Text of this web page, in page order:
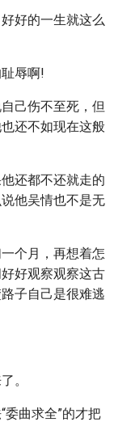
好的一生就这么
辱啊!
己伤不至死，但
还不如现在这般
还都不还就走的
他吴情也不是无
个月，再想着怎
好观察观察这古
子自己是很难逃
。
委曲求全”的才把